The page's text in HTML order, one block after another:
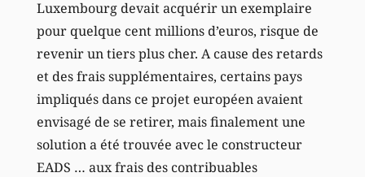
Luxembourg devait acquérir un exemplaire
pour quelque cent millions d’euros, risque de
revenir un tiers plus cher. A cause des retards
et des frais supplémentaires, certains pays
impliqués dans ce projet européen avaient
envisagé de se retirer, mais finalement une
solution a été trouvée avec le constructeur
EADS … aux frais des contribuables